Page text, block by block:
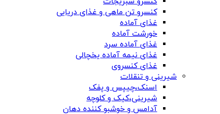
کنسرو تن ماهی و غذای دریایی
غذای آماده
خورشت آماده
غذای آماده سرد
غذای نیمه آماده یخچالی
غذای کنسروی
شیرینی و تنقلات
اسنک،چیپس و پفک
شیرینی،کیک و کلوچه
آدامس و خوشبو کننده دهان